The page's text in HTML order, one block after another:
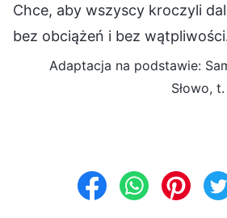
Chce, aby wszyscy kroczyli
bez obciążeń i bez
Adaptacja na podstawie:
Słowo,